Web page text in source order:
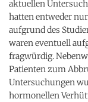
aktuellen
hatten entweder
aufgrund des
waren eventuell
fragwürdig.
Patienten zum
Untersuchungen
hormonellen